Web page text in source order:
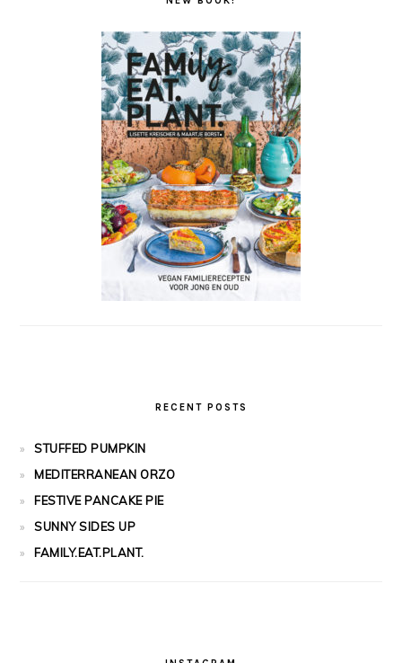
RECENT POSTS
STUFFED PUMPKIN
MEDITERRANEAN ORZO
FESTIVE PANCAKE PIE
SUNNY SIDES UP
FAMILY.EAT.PLANT.